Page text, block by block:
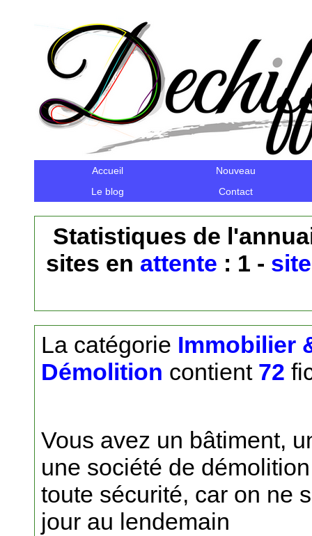
Accueil
Nouveau
Le blog
Contact
Statistiques de
sites en attente : 1 -
La catégorie Immobilier
Démolition contient 72
Vous avez un bâtiment,
une société de
toute sécurité, car on ne
jour au lendemain